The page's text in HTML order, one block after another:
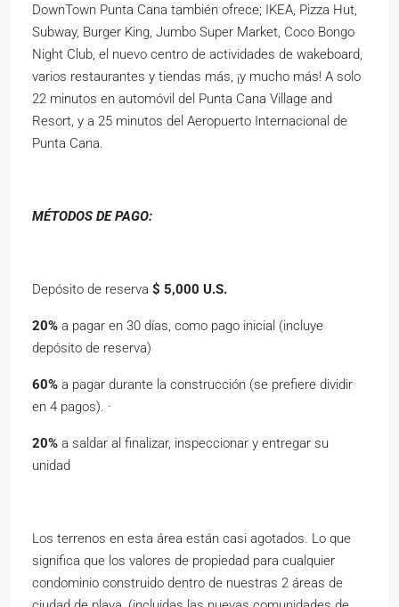
DownTown Punta Cana también ofrece; IKEA, Pizza Hut,
Subway, Burger King, Jumbo Super Market, Coco Bongo
Night Club, el nuevo centro de actividades de wakeboard,
varios restaurantes y tiendas más, ¡y mucho más! A solo
22 minutos en automóvil del Punta Cana Village and
Resort, y a 25 minutos del Aeropuerto Internacional de
Punta Cana.
MÉTODOS DE PAGO:
Depósito de reserva $ 5,000 U.S.
20% a pagar en 30 días, como pago inicial (incluye
depósito de reserva)
60% a pagar durante la construcción (se prefiere dividir
en 4 pagos). ·
20% a saldar al finalizar, inspeccionar y entregar su
unidad
Los terrenos en esta área están casi agotados. Lo que
significa que los valores de propiedad para cualquier
condominio construido dentro de nuestras 2 áreas de